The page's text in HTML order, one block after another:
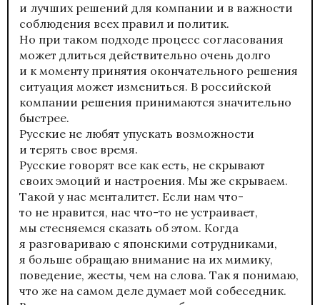
и лучших решений для компании и в важности
соблюдения всех правил и политик.
Но при таком подходе процесс согласования
может длиться действительно очень долго
и к моменту принятия окончательного решения
ситуация может измениться. В российской
компании решения принимаются значительно
быстрее.
Русские не любят упускать возможности
и терять свое время.
Русские говорят все как есть, не скрывают
своих эмоций и настроения. Мы же скрываем.
Такой у нас менталитет. Если нам что-
то не нравится, нас что-то не устраивает,
мы стесняемся сказать об этом. Когда
я разговариваю с японскими сотрудниками,
я больше обращаю внимание на их мимику,
поведение, жесты, чем на слова. Так я понимаю,
что же на самом деле думает мой собеседник.